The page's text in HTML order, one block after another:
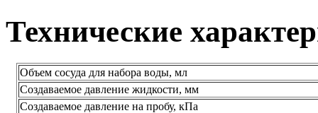
Технические
Объем сосуда для набора воды, мл
Создаваемое давление жидкости, мм
Создаваемое давление на пробу, кПа